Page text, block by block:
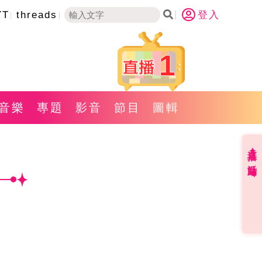
threads 登入
1
樂 專題 影音 節目 圖輯
直播✦活動